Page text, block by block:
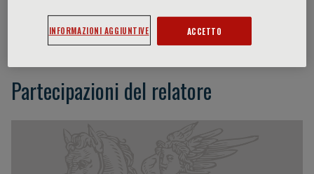
Michele Spina
Partecipazioni del relatore
INFORMAZIONI AGGIUNTIVE ACCETTO